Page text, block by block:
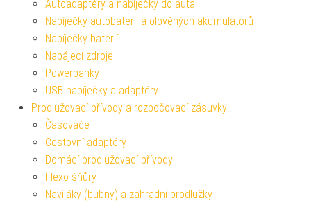
Autoadaptéry a nabíječky do auta
Nabíječky autobaterií a olověných akumulátorů
Nabíječky baterií
Napájecí zdroje
Powerbanky
USB nabíječky a adaptéry
Prodlužovací přívody a rozbočovací zásuvky
Časovače
Cestovní adaptéry
Domácí prodlužovací přívody
Flexo šňůry
Navijáky (bubny) a zahradní prodlužky